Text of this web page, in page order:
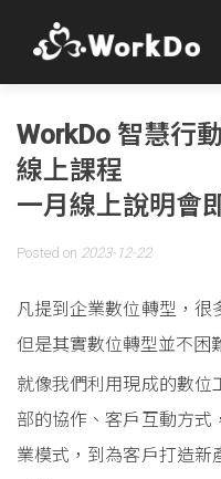
WorkDo 智慧行
線上課程
一月線上說明會
Posted on 2023-12-22
凡提到企業數位轉型，很
但是其實數位轉型並不困
就像我們利用現成的數位
部的協作、客戶互動方式
業模式，到為客戶打造新